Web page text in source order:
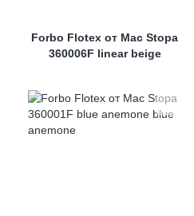
Forbo Flotex от Mac Stopa
360006F linear beige